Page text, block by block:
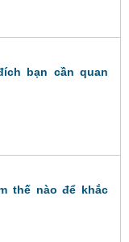
bạn cần quan
thế nào để khắc